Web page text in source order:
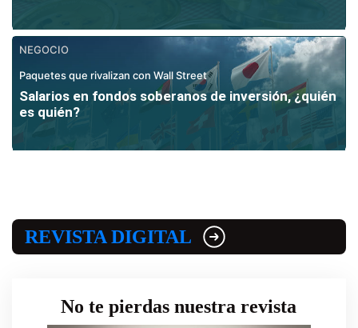
NEGOCIO
Paquetes que rivalizan con Wall Street
Salarios en fondos soberanos de inversión, ¿quién
es quién?
REVISTA DIGITAL
No te pierdas nuestra revista